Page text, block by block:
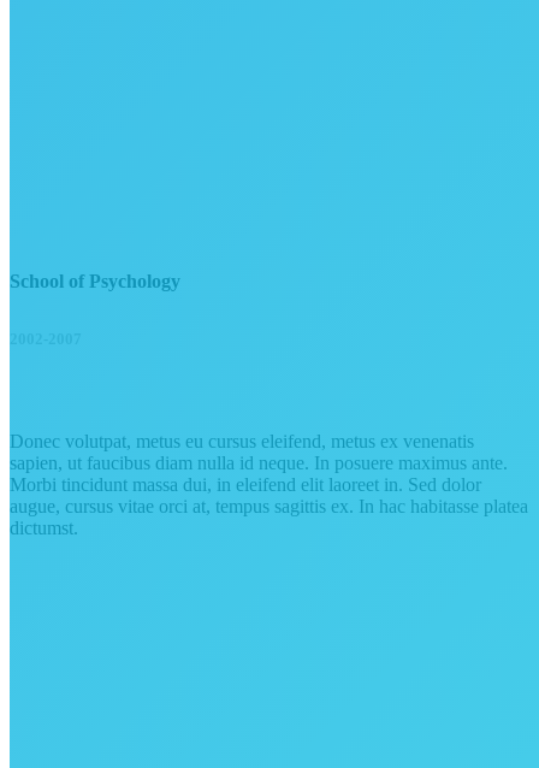
School of Psychology
Donec volutpat, metus eu cursus eleifend, metus ex venenatis
sapien, ut faucibus diam nulla id neque. In posuere maximus ante.
Morbi tincidunt massa dui, in eleifend elit laoreet in. Sed dolor
augue, cursus vitae orci at, tempus sagittis ex. In hac habitasse platea
dictumst.